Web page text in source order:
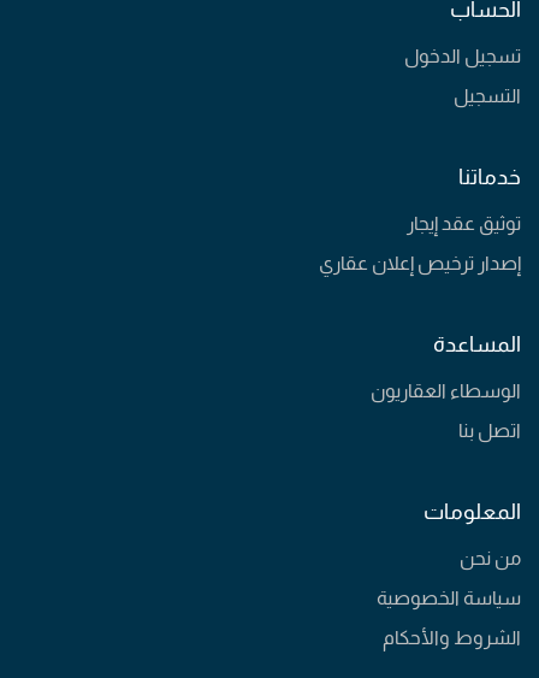
الحساب
تسجيل الدخول
التسجيل
خدماتنا
توثيق عقد إيجار
إصدار ترخيص إعلان عقاري
المساعدة
الوسطاء العقاريون
اتصل بنا
المعلومات
من نحن
سياسة الخصوصية
الشروط والأحكام